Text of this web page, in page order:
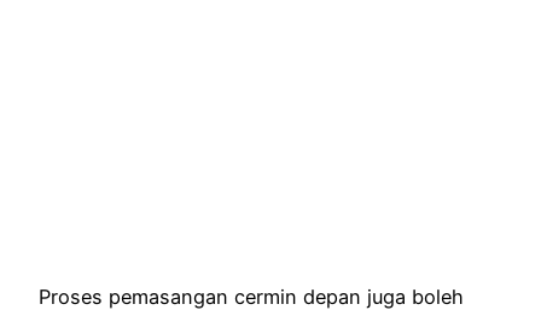
Proses pemasangan cermin depan juga boleh